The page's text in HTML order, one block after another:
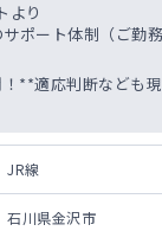
より
ポート体制（ご勤
**適応判断なども
JR線
石川県金沢市